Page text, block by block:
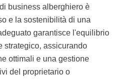
business alberghiero è
e la sostenibilità di una
garantisce l'equilibrio
strategico, assicurando
ottimali e una gestione
del proprietario o